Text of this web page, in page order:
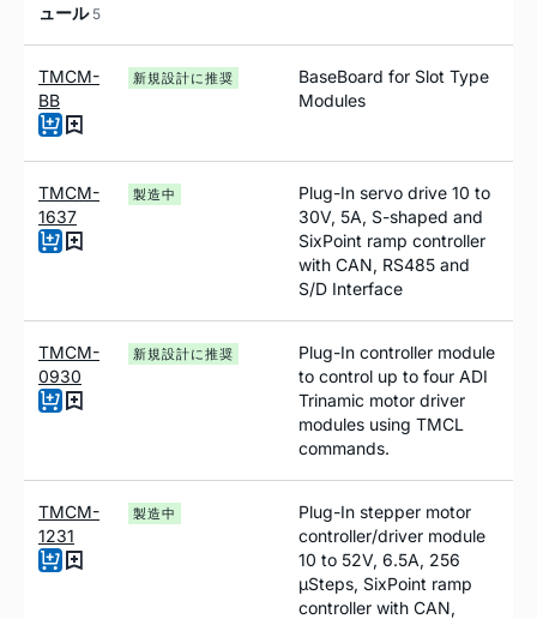
ュール 5
TMCM-
BB
新規設計に推奨
BaseBoard for Slot Type
Modules
TMCM-
1637
製造中
Plug-In servo drive 10 to
30V, 5A, S-shaped and
SixPoint ramp controller
with CAN, RS485 and
S/D Interface
TMCM-
0930
新規設計に推奨
Plug-In controller module
to control up to four ADI
Trinamic motor driver
modules using TMCL
commands.
TMCM-
1231
製造中
Plug-In stepper motor
controller/driver module
10 to 52V, 6.5A, 256
µSteps, SixPoint ramp
controller with CAN,